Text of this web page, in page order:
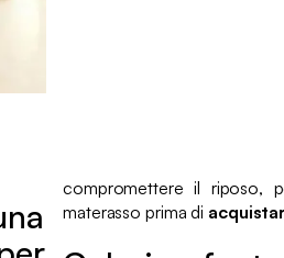
compromettere il riposo,
materasso prima di